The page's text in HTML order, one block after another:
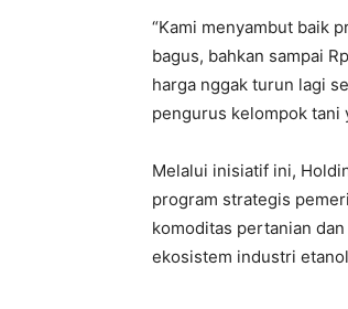
“Kami menyambut baik
bagus, bahkan sampai
harga nggak turun lagi
pengurus kelompok tani
Melalui inisiatif ini,
program strategis
komoditas pertanian
ekosistem industri